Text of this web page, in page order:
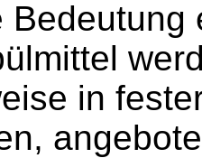
Bedeutung
in